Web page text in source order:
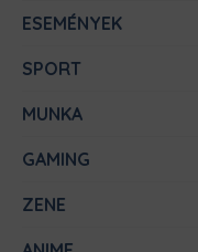
ESEMÉNYEK
SPORT
MUNKA
GAMING
ZENE